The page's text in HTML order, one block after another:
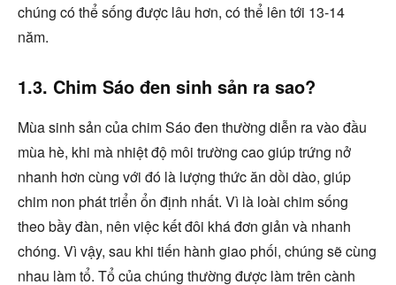
chúng có thể sống được lâu hơn, có thể lên tới 13-14
năm.
1.3. Chim Sáo đen sinh sản ra sao?
Mùa sinh sản của chim Sáo đen thường diễn ra vào đầu
mùa hè, khi mà nhiệt độ môi trường cao giúp trứng nở
nhanh hơn cùng với đó là lượng thức ăn dồi dào, giúp
chim non phát triển ổn định nhất. Vì là loài chim sống
theo bầy đàn, nên việc kết đôi khá đơn giản và nhanh
chóng. Vì vậy, sau khi tiến hành giao phối, chúng sẽ cùng
nhau làm tổ. Tổ của chúng thường được làm trên cành